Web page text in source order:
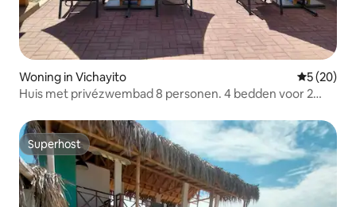
Woning in Vichayito
5 (20)
Huis met privézwembad 8 personen. 4 bedden voor 2
Superhost
Superhost